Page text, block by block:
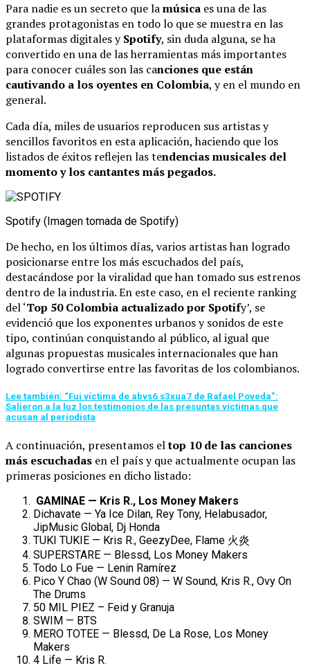
Para nadie es un secreto que lamúsica es una de las
grandes protagonistas en todo lo que se muestra en las
plataformas digitales ySpotify, sin duda alguna, se ha
convertido en una de las herramientas más importantes
para conocer cuáles son las canciones que están
cautivando a los oyentes en Colombia, y en el mundo en
general.
Cada día, miles de usuarios reproducen sus artistas y
sencillos favoritos en esta aplicación, haciendo que los
listados de éxitos reflejen las tendencias musicales del
momento y los cantantes más pegados.
Spotify (Imagen tomada de Spotify)
De hecho, en los últimos días, varios artistas han logrado
posicionarse entre los más escuchados del país,
destacándose por la viralidad que han tomado sus estrenos
dentro de la industria.En este caso, en el reciente ranking
del ‘Top 50 Colombia actualizado por Spotify’, se
evidenció que los exponentes urbanos y sonidos de este
tipo, continúan conquistando al público, al igual que
algunas propuestas musicales internacionales que han
logrado convertirse entre las favoritas de los colombianos.
Lee también: “Fui víctima de abvs6 s3xua7 de Rafael Poveda”:
Salieron a la luz los testimonios de las presuntas víctimas que
acusan al periodista
A continuación, presentamos eltop 10 de las canciones
más escuchadas en el país y que actualmente ocupan las
primeras posiciones en dicho listado:
GAMINAE — Kris R., Los Money Makers
Dichavate — Ya Ice Dilan, Rey Tony, Helabusador,
JipMusic Global, Dj Honda
TUKI TUKIE — Kris R., GeezyDee, Flame 火炎
SUPERSTARE — Blessd, Los Money Makers
Todo Lo Fue — Lenin Ramírez
Pico Y Chao (W Sound 08) — W Sound, Kris R., Ovy On
The Drums
50 MIL PIEZ – Feid y Granuja
SWIM — BTS
MERO TOTEE — Blessd, De La Rose, Los Money
Makers
4 Life — Kris R.